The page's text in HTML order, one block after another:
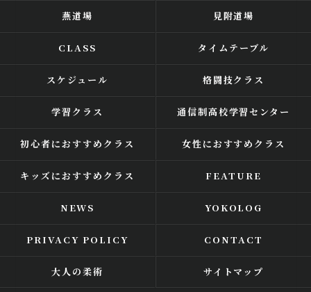
燕道場 見附道場
CLASS タイムテーブル
スケジュール 格闘技クラス
学習クラス 通信制高校学習センター
初心者におすすめクラス 女性におすすめクラス
キッズにおすすめクラス FEATURE
NEWS YOKOLOG
PRIVACY POLICY CONTACT
大人の柔術 サイトマップ